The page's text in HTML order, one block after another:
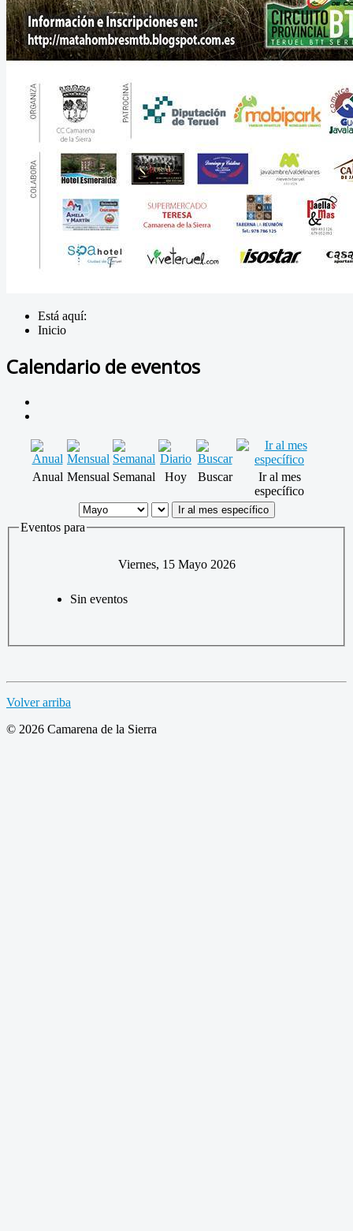
Está aquí:
Inicio
Calendario de eventos
Anual Mensual Semanal Hoy Buscar
Ir al mes
específico
Ir al mes específico
Eventos para
Viernes, 15 Mayo 2026
Sin eventos
Volver arriba
© 2026 Camarena de la Sierra